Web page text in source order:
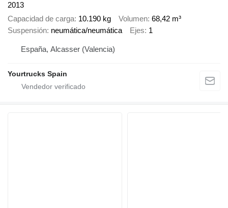
2013
Capacidad de carga 10.190 kg Volumen 68,42 m³
Suspensión neumática/neumática Ejes 1
España, Alcasser (Valencia)
Yourtrucks Spain